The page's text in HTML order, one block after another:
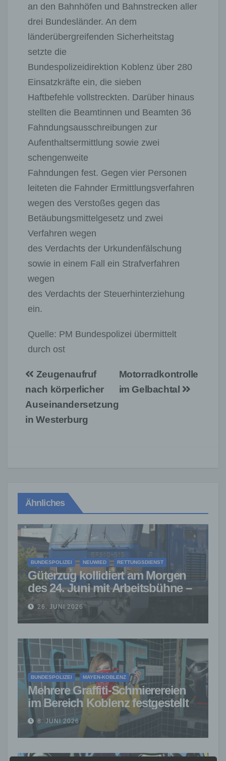
an den Bahnhöfen und Bahnstrecken aller
drei Bundesländer. An dem
länderübergreifenden Sicherheitstag
setzte die
Bundespolizeidirektion Koblenz über 280
Einsatzkräfte ein, die sieben
Haftbefehle vollstreckten. Darüber hinaus
stellten die Beamtinnen und Beamten 36
Fahndungsausschreibungen zur
Aufenthaltsermittlung sowie zwei
schengenweite
Fahndungen fest. Gegen vier Personen
leiteten die Fahnder Ermittlungsverfahren
wegen des Verstoßes gegen das
Betäubungsmittelgesetz und zwei
Verfahren wegen
des Verdachts der Urkundenfälschung
sowie in einem Fall ein Strafverfahren
wegen
des Verdachts der Steuerhinterziehung
ein.
Quelle: PM Bundespolizei übermittelt
durch ost
Beitragsnavigation
Motorradkontrolle
im Gelbachtal
Zeugenaufruf
nach körperlicher
Auseinandersetzung
in Westerburg
Ähnliches
BUNDESPOLIZEI NEUWIED RETTUNGSDIENST
Güterzug kollidiert am Morgen
des 24. Juni mit Arbeitsbühne –
Arbeiter verletzt
26. JUNI 2026
BUNDESPOLIZEI MAYEN-KOBLENZ
Mehrere Graffiti-Schmierereien
im Bereich Koblenz festgestellt
8. JUNI 2026